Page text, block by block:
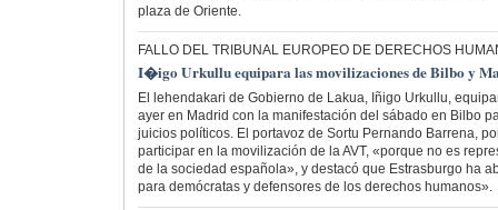
plaza de Oriente.
FALLO DEL TRIBUNAL EUROPEO DE DERECHOS
I�igo Urkullu equipara las movilizaciones de Bilbo y
El lehendakari de Gobierno de Lakua, Iñigo Urkullu,
ayer en Madrid con la manifestación del sábado en Bilbo
juicios políticos. El portavoz de Sortu Pernando Barrena,
participar en la movilización de la AVT, «porque no es
de la sociedad española», y destacó que Estrasburgo ha
para demócratas y defensores de los derechos humanos».